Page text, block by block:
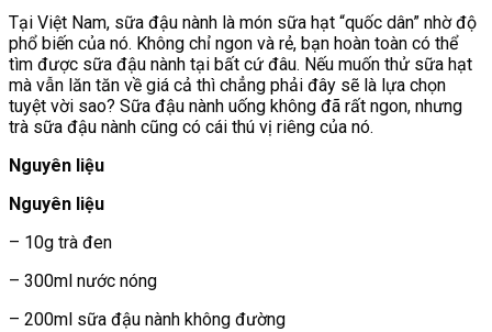
Tại Việt Nam, sữa đậu nành là món sữa hạt “quốc dân” nhờ độ
phổ biến của nó. Không chỉ ngon và rẻ, bạn hoàn toàn có thể
tìm được sữa đậu nành tại bất cứ đâu. Nếu muốn thử sữa hạt
mà vẫn lăn tăn về giá cả thì chẳng phải đây sẽ là lựa chọn
tuyệt vời sao? Sữa đậu nành uống không đã rất ngon, nhưng
trà sữa đậu nành cũng có cái thú vị riêng của nó.
Nguyên liệu
Nguyên liệu
– 10g trà đen
– 300ml nước nóng
– 200ml sữa đậu nành không đường